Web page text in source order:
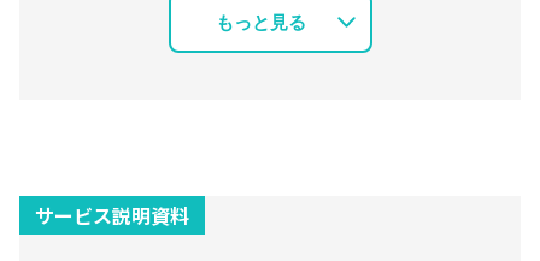
もっと見る
サービス説明資料